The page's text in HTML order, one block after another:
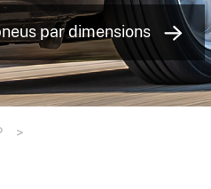
par dimensions
>